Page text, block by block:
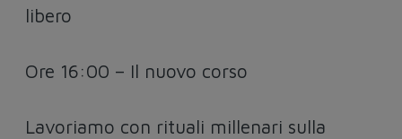
libero
Ore 16:00 – Il nuovo corso
Lavoriamo con rituali millenari sulla